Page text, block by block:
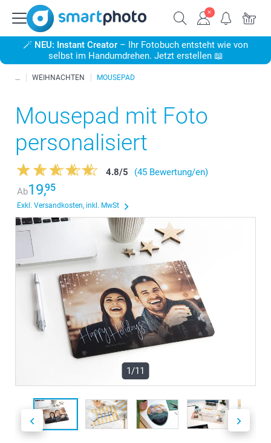
🪄 NEU: Instant Creator – Ihr Fotobuch entsteht wie von
selbst im Handumdrehen. Jetzt erstellen 📖
WEIHNACHTEN MOUSEPAD
Mousepad mit Foto
personalisiert
4.8/5
(45 Bewertung/en)
Ab19,95
Exkl. Versandkosten, inkl. MwSt
1/11